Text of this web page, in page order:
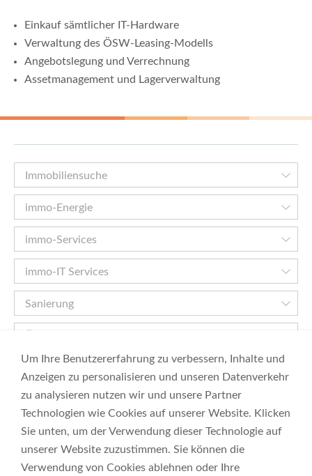
Einkauf sämtlicher IT-Hardware
Verwaltung des ÖSW-Leasing-Modells
Angebotslegung und Verrechnung
Assetmanagement und Lagerverwaltung
Immobiliensuche
immo-Energie
immo-Services
immo-IT Services
Sanierung
Feldgasse 6-8
1080 Wien
Tel: 01 226 55 78
Sanierung:
Tel: 01 905 36 00
Um Ihre Benutzererfahrung zu verbessern, Inhalte und
Anzeigen zu personalisieren und unseren Datenverkehr
zu analysieren nutzen wir und unsere Partner
Technologien wie Cookies auf unserer Website. Klicken
Sie unten, um der Verwendung dieser Technologie auf
unserer Website zuzustimmen. Sie können die
Verwendung von Cookies ablehnen oder Ihre